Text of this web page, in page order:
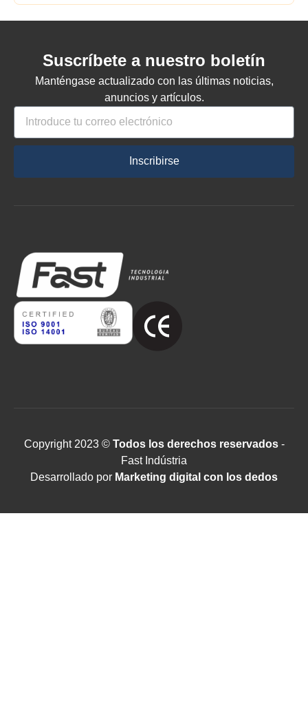
Suscríbete a nuestro boletín
Manténgase actualizado con las últimas noticias,
anuncios y artículos.
Inscribirse
Copyright 2023 © Todos los derechos reservados-
Fast Indústria
Desarrollado por Marketing digital con los dedos